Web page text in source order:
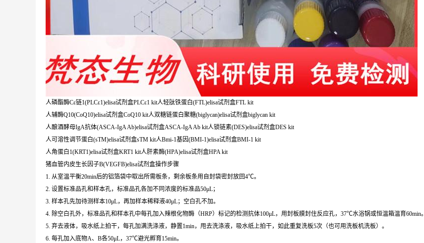
人磷酯酶Cε链1(PLCε1)elisa试剂盒PLCε1 kit人轻肽铁蛋白(FTL)elisa试剂盒FTL kit
人辅酶Q10(CoQ10)elisa试剂盒CoQ10 kit人双糖链蛋白聚糖(biglycan)elisa试剂盒biglycan kit
人酿酒酵母IgA抗体(ASCA-IgA Ab)elisa试剂盒ASCA-IgA Ab kit人锁链素(DES)elisa试剂盒DES kit
人可溶性调节蛋白(sTM)elisa试剂盒sTM kit人Bmi-1基因(BMI-1)elisa试剂盒BMI-1 kit
人角蛋白1(KRT1)elisa试剂盒KRT1 kit人肝素酶(HPA)elisa试剂盒HPA kit
猪血管内皮生长因子B(VEGFB)elisa试剂盒操作步骤
1. 从室温平衡20min后的铝箔袋中取出所需板条，剩余板条用自封袋密封放回4℃。
2. 设置标准品孔和样本孔，标准品孔各加不同浓度的标准品50μL；
3. 样本孔先加待测样本10μL，再加样本稀释液40μL；空白孔不加。
4. 除空白孔外，标准品孔和样本孔中每孔加入辣根化物酶（HRP）标记的检测抗体100μL，用封板膜封住反应孔，37℃水浴锅或恒温箱温育60min。
5. 弃去液体，吸水纸上拍干，每孔加满洗涤液，静置1min，甩去洗涤液，吸水纸上拍干，如此重复洗板5次（也可用洗板机洗板）。
6. 每孔加入底物A、B各50μL，37℃避光孵育15min。